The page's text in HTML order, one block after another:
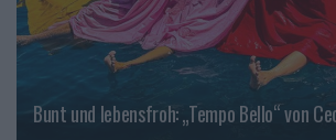
Bunt und lebensfroh: „Tempo Bello“ von